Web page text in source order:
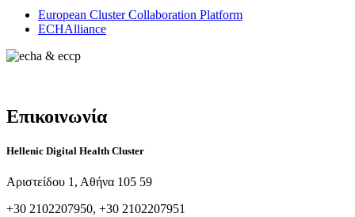
European Cluster Collaboration Platform
ECHAlliance
Επικοινωνία
Hellenic Digital Health Cluster
Αριστείδου 1, Αθήνα 105 59
+30 2102207950, +30 2102207951